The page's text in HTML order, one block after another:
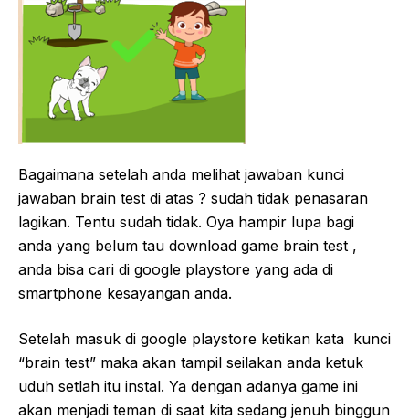
Bagaimana setelah anda melihat jawaban kunci
jawaban brain test di atas ? sudah tidak penasaran
lagikan. Tentu sudah tidak. Oya hampir lupa bagi
anda yang belum tau download game brain test ,
anda bisa cari di google playstore yang ada di
smartphone kesayangan anda.
Setelah masuk di google playstore ketikan kata kunci
“brain test” maka akan tampil seilakan anda ketuk
uduh setlah itu instal. Ya dengan adanya game ini
akan menjadi teman di saat kita sedang jenuh binggun